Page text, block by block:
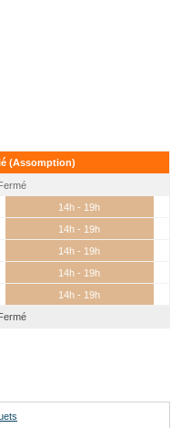
(Assomption)
14h - 19h
14h - 19h
14h - 19h
14h - 19h
14h - 19h